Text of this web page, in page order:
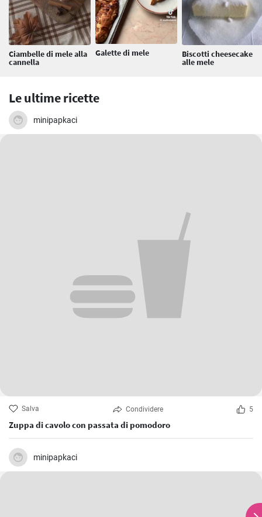
Ciambelle di mele alla
cannella
Galette di mele Biscotti cheesecake
alle mele
Le ultime ricette
minipapkaci
Salva Condividere 5
Zuppa di cavolo con passata di pomodoro
minipapkaci